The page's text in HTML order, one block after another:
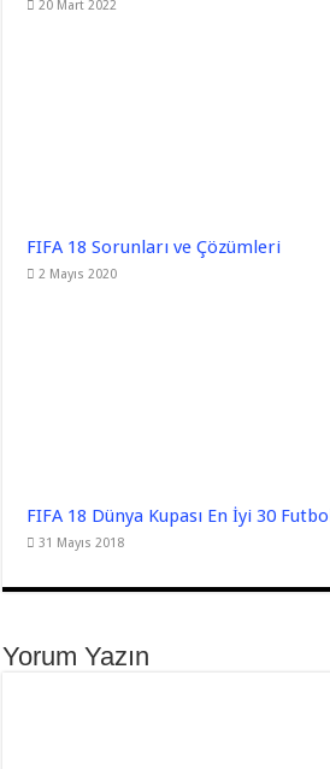
20 Mart 2022
FIFA 18 Sorunları ve Çözümleri
2 Mayıs 2020
FIFA 18 Dünya Kupası En İyi 30
31 Mayıs 2018
Yorum Yazın